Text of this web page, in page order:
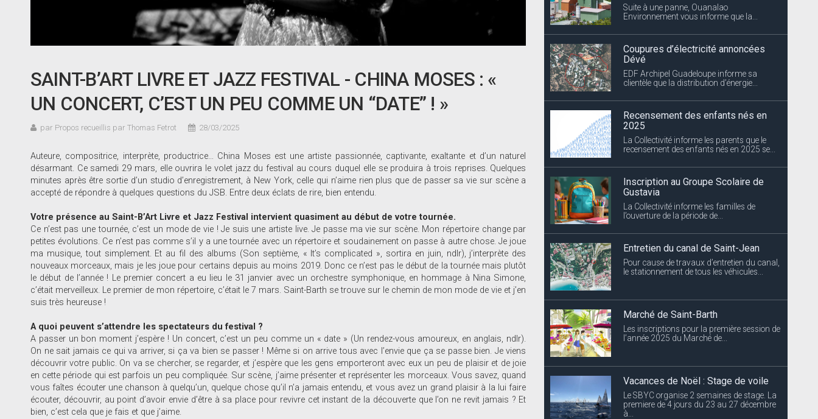
SAINT-B’ART LIVRE ET JAZZ FESTIVAL - CHINA MOSES : «
UN CONCERT, C’EST UN PEU COMME UN “DATE” ! »
par Propos recueillis par Thomas Fetrot 28/03/2025
Auteure, compositrice, interprète, productrice… China Moses est une artiste passionnée, captivante, exaltante et d’un naturel
désarmant. Ce samedi 29 mars, elle ouvrira le volet jazz du festival au cours duquel elle se produira à trois reprises. Quelques
minutes après être sortie d’un studio d’enregistrement, à New York, celle qui n’aime rien plus que de passer sa vie sur scène a
accepté de répondre à quelques questions du JSB. Entre deux éclats de rire, bien entendu.
Votre présence au Saint-B’Art Livre et Jazz Festival intervient quasiment au début de votre tournée.
Ce n’est pas une tournée, c’est un mode de vie ! Je suis une artiste live. Je passe ma vie sur scène. Mon répertoire change par
petites évolutions. Ce n’est pas comme s’il y a une tournée avec un répertoire et soudainement on passe à autre chose. Je joue
ma musique, tout simplement. Et au fil des albums (Son septième, « It’s complicated », sortira en juin, ndlr), j’interprète des
nouveaux morceaux, mais je les joue pour certains depuis au moins 2019. Donc ce n’est pas le début de la tournée mais plutôt
le début de l’année ! Le premier concert a eu lieu le 31 janvier avec un orchestre symphonique, en hommage à Nina Simone,
c’était merveilleux. Le premier de mon répertoire, c’était le 7 mars. Saint-Barth se trouve sur le chemin de mon mode de vie et j’en
suis très heureuse !
A quoi peuvent s’attendre les spectateurs du festival ?
A passer un bon moment j’espère ! Un concert, c’est un peu comme un « date » (Un rendez-vous amoureux, en anglais, ndlr).
On ne sait jamais ce qui va arriver, si ça va bien se passer ! Même si on arrive tous avec l’envie que ça se passe bien. Je viens
découvrir votre public. On va se chercher, se regarder, et j’espère que les gens emporteront avec eux un peu de plaisir et de joie
en cette période qui est parfois un peu compliquée. Sur scène, j’aime présenter et représenter les morceaux. Vous savez, quand
vous faîtes écouter une chanson à quelqu’un, quelque chose qu’il n’a jamais entendu, et vous avez un grand plaisir à la lui faire
écouter, découvrir, au point d’avoir envie d’être à sa place pour revivre cet instant de la découverte que l’on ne revit jamais ? Et
bien, c’est cela que je fais et que j’aime.
Suite à une panne, Ouanalao
Environnement vous informe que la...
Coupures d’électricité annoncées
Dévé
EDF Archipel Guadeloupe informe sa
clientèle que la distribution d’énergie...
Recensement des enfants nés en
2025
La Collectivité informe les parents que le
recensement des enfants nés en 2025 se...
Inscription au Groupe Scolaire de
Gustavia
La Collectivité informe les familles de
l’ouverture de la période de...
Entretien du canal de Saint-Jean
Pour cause de travaux d’entretien du canal,
le stationnement de tous les véhicules...
Marché de Saint-Barth
Les inscriptions pour la première session de
l’année 2025 du Marché de...
Vacances de Noël : Stage de voile
Le SBYC organise 2 semaines de stage. La
premiere de 4 jours du 23 au 27 décembre
à...